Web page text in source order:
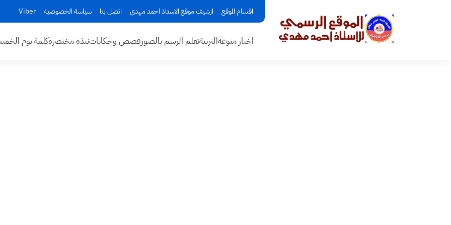
اقسام الموقع ارشيف موقع الاستاذ احمد مهدي اتصل بنا سياسة الخصوصية Viber
اخبار منوعهالتربيةتعلم الرسم بالصورقصص وحكاياتنبذة مختصرةكلمة يوم